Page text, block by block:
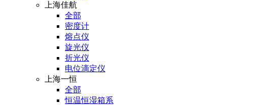
上海佳航
全部
密度计
熔点仪
旋光仪
折光仪
电位滴定仪
上海一恒
全部
恒温恒湿箱系